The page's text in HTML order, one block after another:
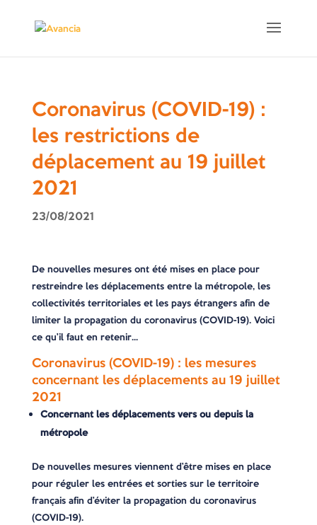
Coronavirus (COVID-19) :
les restrictions de
déplacement au 19 juillet
2021
23/08/2021
De nouvelles mesures ont été mises en place pour
restreindre les déplacements entre la métropole, les
collectivités territoriales et les pays étrangers afin de
limiter la propagation du coronavirus (COVID-19). Voici
ce qu’il faut en retenir…
Coronavirus (COVID-19) : les mesures
concernant les déplacements au 19 juillet
2021
Concernant les déplacements vers ou depuis la
métropole
De nouvelles mesures viennent d’être mises en place
pour réguler les entrées et sorties sur le territoire
français afin d’éviter la propagation du coronavirus
(COVID-19).